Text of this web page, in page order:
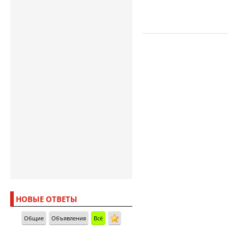
НОВЫЕ ОТВЕТЫ
Общие Объявления Всё